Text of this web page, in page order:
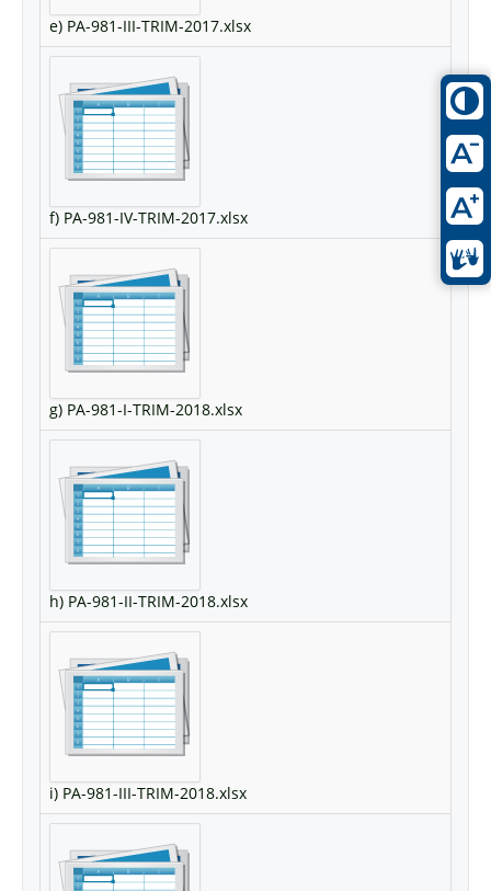
e) PA-981-III-TRIM-2017.xlsx
f) PA-981-IV-TRIM-2017.xlsx
g) PA-981-I-TRIM-2018.xlsx
h) PA-981-II-TRIM-2018.xlsx
i) PA-981-III-TRIM-2018.xlsx